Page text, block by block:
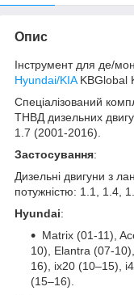
Опис
Інструмент для де/
Hyundai/KIAKBGlobal
Спеціалізований
ТНВД дизельних
1.7 (2001-2016).
Застосування:
Дизельні двигуни з
потужністю: 1.1, 1.4,
Hyundai:
Matrix (01-11),
10), Elantra (07-
16), ix20 (10–15),
(15–16).